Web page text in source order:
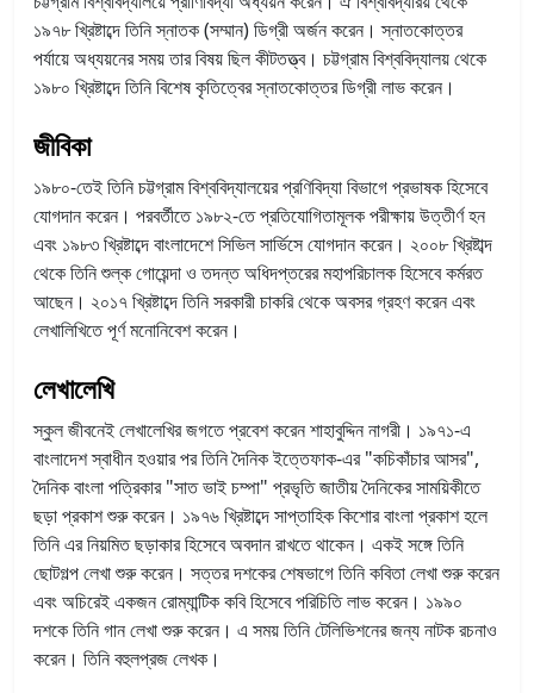
১৯৭৮ খ্রিষ্টাব্দে তিনি স্নাতক (সম্মান) ডিগ্রী অর্জন করেন। স্নাতকোত্তর
পর্যায়ে অধ্যয়নের সময় তার বিষয় ছিল কীটতত্ত্ব। চট্টগ্রাম বিশ্ববিদ্যালয় থেকে
১৯৮০ খ্রিষ্টাব্দে তিনি বিশেষ কৃতিত্বের স্নাতকোত্তর ডিগ্রী লাভ করেন।
জীবিকা
১৯৮০-তেই তিনি চট্টগ্রাম বিশ্ববিদ্যালয়ের প্রণিবিদ্যা বিভাগে প্রভাষক হিসেবে
যোগদান করেন। পরবর্তীতে ১৯৮২-তে প্রতিযোগিতামূলক পরীক্ষায় উত্তীর্ণ হন
এবং ১৯৮৩ খ্রিষ্টাব্দে বাংলাদেশে সিভিল সার্ভিসে যোগদান করেন। ২০০৮ খ্রিষ্টাব্দ
থেকে তিনি শুল্ক গোয়েন্দা ও তদন্ত অধিদপ্তরের মহাপরিচালক হিসেবে কর্মরত
আছেন। ২০১৭ খ্রিষ্টাব্দে তিনি সরকারী চাকরি থেকে অবসর গ্রহণ করেন এবং
লেখালিখিতে পূর্ণ মনোনিবেশ করেন।
লেখালেখি
স্কুল জীবনেই লেখালেখির জগতে প্রবেশ করেন শাহাবুদ্দিন নাগরী। ১৯৭১-এ
বাংলাদেশ স্বাধীন হওয়ার পর তিনি দৈনিক ইত্তেফাক-এর "কচিকাঁচার আসর",
দৈনিক বাংলা পত্রিকার "সাত ভাই চম্পা" প্রভৃতি জাতীয় দৈনিকের সাময়িকীতে
ছড়া প্রকাশ শুরু করেন। ১৯৭৬ খ্রিষ্টাব্দে সাপ্তাহিক কিশোর বাংলা প্রকাশ হলে
তিনি এর নিয়মিত ছড়াকার হিসেবে অবদান রাখতে থাকেন। একই সঙ্গে তিনি
ছোটগল্প লেখা শুরু করেন। সত্তর দশকের শেষভাগে তিনি কবিতা লেখা শুরু করেন
এবং অচিরেই একজন রোম্যান্টিক কবি হিসেবে পরিচিতি লাভ করেন। ১৯৯০
দশকে তিনি গান লেখা শুরু করেন। এ সময় তিনি টেলিভিশনের জন্য নাটক রচনাও
করেন। তিনি বহুলপ্রজ লেখক।